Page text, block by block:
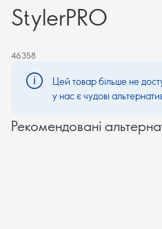
StylerPRO
46358
Цей товар більше не
у нас є чудові
Рекомендовані